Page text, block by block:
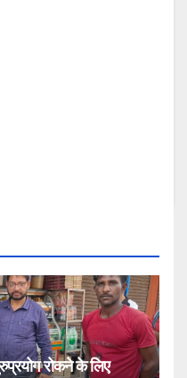
रोकने के लिए